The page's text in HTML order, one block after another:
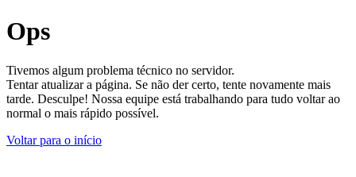
Ops
Tivemos algum problema técnico no servidor.
Tentar atualizar a página. Se não der certo, tente novamente mais
tarde. Desculpe! Nossa equipe está trabalhando para tudo voltar ao
normal o mais rápido possível.
Voltar para o início